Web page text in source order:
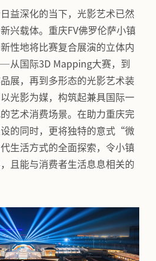
益深化的当下，光影艺术已然
兴载体。重庆FV佛罗伦萨小镇
性地将比赛复合展演的立体内
从国际3D Mapping大赛，到
展，再到多形态的光影艺术装
光影为媒，构筑起兼具国际一
艺术消费场景。在助力重庆完
的同时，更将独特的意式“微
生活方式的全面探索，令小镇
且能与消费者生活息息相关的